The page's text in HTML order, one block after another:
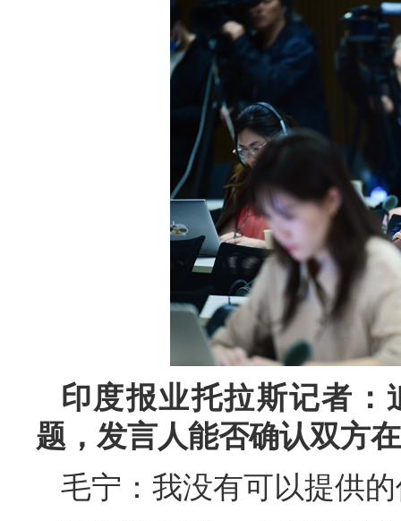
印度报业托拉斯记者：
题，发言人能否确认双方
毛宁：我没有可以提供